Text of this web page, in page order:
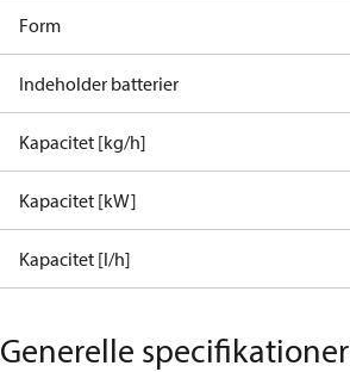
Form
Indeholder batterier
Kapacitet [kg/h]
Kapacitet [kW]
Kapacitet [l/h]
Generelle specifikationer